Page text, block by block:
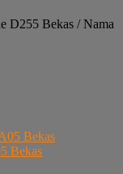
D255 Bekas / Nama
Bekas